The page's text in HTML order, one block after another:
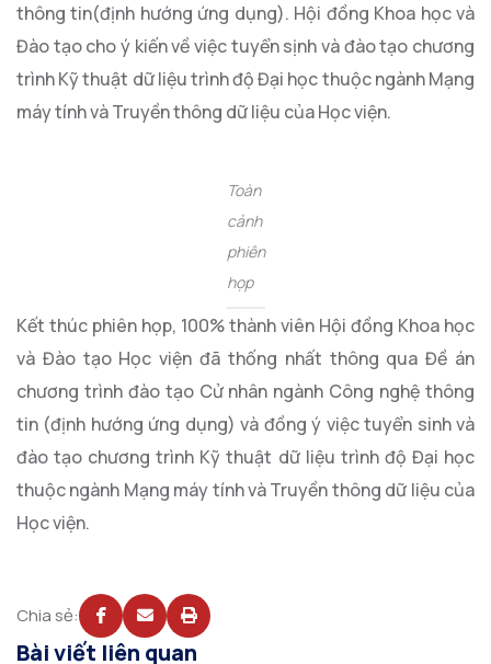
thông tin(định hướng ứng dụng). Hội đồng Khoa học và
Đào tạo cho ý kiến về việc tuyển sịnh và đào tạo chương
trình Kỹ thuật dữ liệu trình độ Đại học thuộc ngành Mạng
máy tính và Truyền thông dữ liệu của Học viện.
Toàn
cảnh
phiên
họp
Kết thúc phiên họp, 100% thành viên Hội đồng Khoa học
và Đào tạo Học viện đã thống nhất thông qua Đề án
chương trình đào tạo Cử nhân ngành Công nghệ thông
tin (định hướng ứng dụng) và đồng ý việc tuyển sinh và
đào tạo chương trình Kỹ thuật dữ liệu trình độ Đại học
thuộc ngành Mạng máy tính và Truyền thông dữ liệu của
Học viện.
Chia sẻ:
Bài viết liên quan